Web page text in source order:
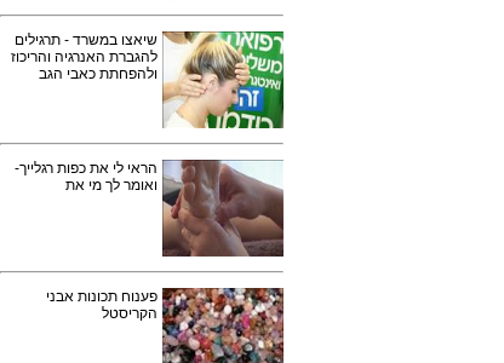
שיאצו במשרד - תרגילים
להגברת האנרגיה והריכוז
ולהפחתת כאבי הגב
הראי לי את כפות רגלייך-
ואומר לך מי את
פענוח תכונות אבני
הקריסטל